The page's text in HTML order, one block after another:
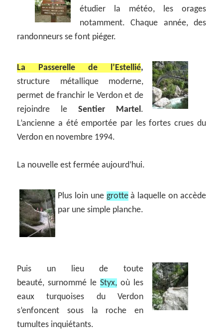
étudier la météo, les orages
notamment. Chaque année, des
randonneurs se font piéger.
La Passerelle de l’Estellié,
structure métallique moderne,
permet de franchir le Verdon et de
rejoindre le Sentier Martel .
L’ancienne a été emportée par les fortes crues du
Verdon en novembre 1994.
La nouvelle est fermée aujourd’hui.
Plus loin une grotteà laquelle on accède
par une simple planche.
Puis un lieu de toute
beauté, surnommé le Styx,où les
eaux turquoises du Verdon
s’enfoncent sous la roche en
tumultes inquiétants.